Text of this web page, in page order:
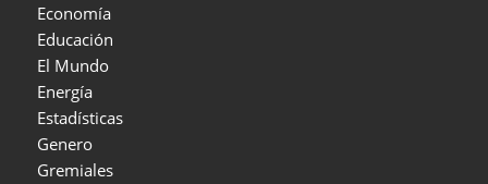
Economía
Educación
El Mundo
Energía
Estadísticas
Genero
Gremiales